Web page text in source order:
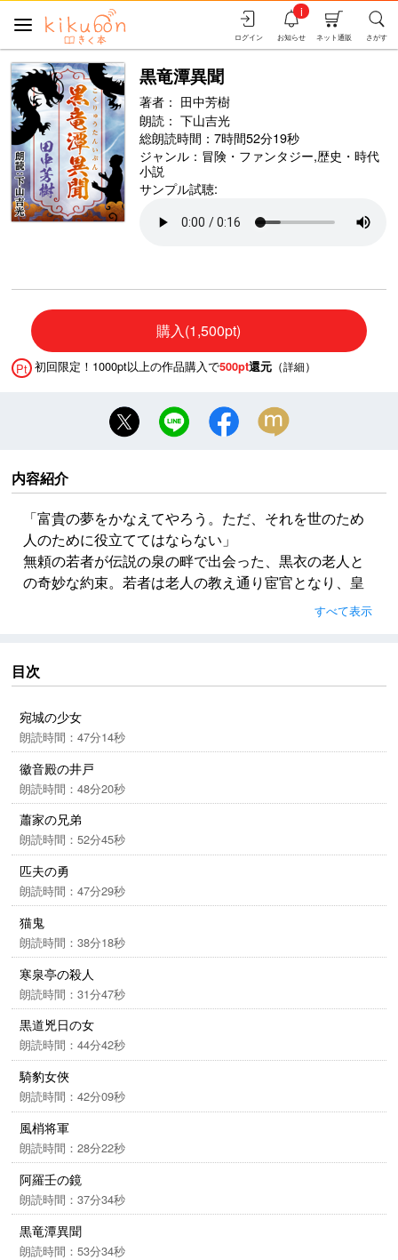
さがす
ネット通販
お知らせ
i
ログイン
黒竜潭異聞
著者： 田中芳樹
朗読： 下山吉光
総朗読時間：7時間52分19秒
ジャンル： 冒険・ファンタジー,歴史・時代
小説
サンプル試聴:
購入(1,500pt)
Pt 初回限定！1000pt以上の作品購入で500pt還元 （詳細）
内容紹介
「富貴の夢をかなえてやろう。ただ、それを世のため
人のために役立ててはならない」
無頼の若者が伝説の泉の畔で出会った、黒衣の老人と
の奇妙な約束。若者は老人の教え通り宦官となり、皇
帝に接近する。やがて実権を握り、専横をきわめた政
すべて表示
目次
宛城の少女
朗読時間：47分14秒
徽音殿の井戸
朗読時間：48分20秒
蕭家の兄弟
朗読時間：52分45秒
匹夫の勇
朗読時間：47分29秒
猫鬼
朗読時間：38分18秒
寒泉亭の殺人
朗読時間：31分47秒
黒道兇日の女
朗読時間：44分42秒
騎豹女俠
朗読時間：42分09秒
風梢将軍
朗読時間：28分22秒
阿羅壬の鏡
朗読時間：37分34秒
黒竜潭異聞
朗読時間：53分34秒